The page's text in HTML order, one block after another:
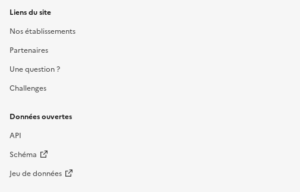
Liens du site
Nos établissements
Partenaires
Une question ?
Challenges
Données ouvertes
API
Schéma
Jeu de données